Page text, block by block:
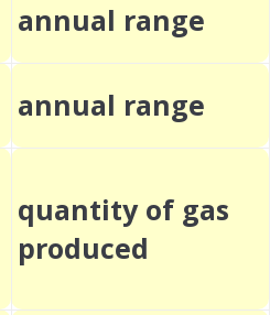
annual range
annual range
quantity of gas
produced